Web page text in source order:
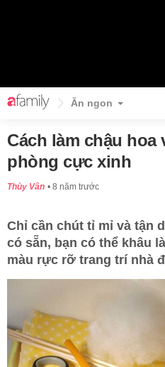
Ăn ngon
Cách làm chậu hoa
phòng cực xinh
Thùy Vân 8 năm trước
Chỉ cần chút tỉ mỉ và tận
có sẵn, bạn có thể khâu
màu rực rỡ trang trí nhà